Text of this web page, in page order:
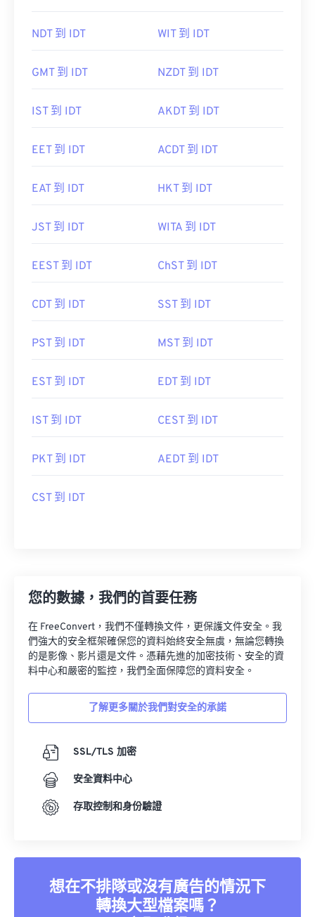
NDT 到 IDT WIT 到 IDT
GMT 到 IDT NZDT 到 IDT
IST 到 IDT AKDT 到 IDT
EET 到 IDT ACDT 到 IDT
EAT 到 IDT HKT 到 IDT
JST 到 IDT WITA 到 IDT
EEST 到 IDT ChST 到 IDT
CDT 到 IDT SST 到 IDT
PST 到 IDT MST 到 IDT
EST 到 IDT EDT 到 IDT
IST 到 IDT CEST 到 IDT
PKT 到 IDT AEDT 到 IDT
CST 到 IDT
您的數據，我們的首要任務
在 FreeConvert，我們不僅轉換文件，更保護文件安全。我
們強大的安全框架確保您的資料始終安全無虞，無論您轉換
的是影像、影片還是文件。憑藉先進的加密技術、安全的資
料中心和嚴密的監控，我們全面保障您的資料安全。
了解更多關於我們對安全的承諾
SSL/TLS 加密
安全資料中心
存取控制和身份驗證
想在不排隊或沒有廣告的情況下
轉換大型檔案嗎？